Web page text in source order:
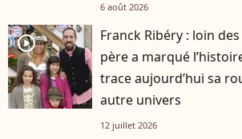
6 août 2026
player2
Franck Ribéry : loin
père a marqué
trace aujourd’hui sa
autre univers
12 juillet 2026